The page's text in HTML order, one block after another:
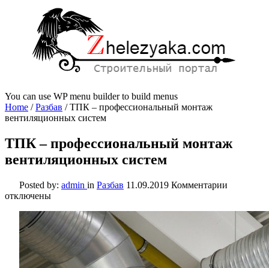
You can use WP menu builder to build menus
Home /Разбав /ТПК – профессиональный монтаж
вентиляционных систем
ТПК – профессиональный монтаж
вентиляционных систем
Posted by: admin in Разбав 11.09.2019 Комментарии
монтаж
систем
отключены